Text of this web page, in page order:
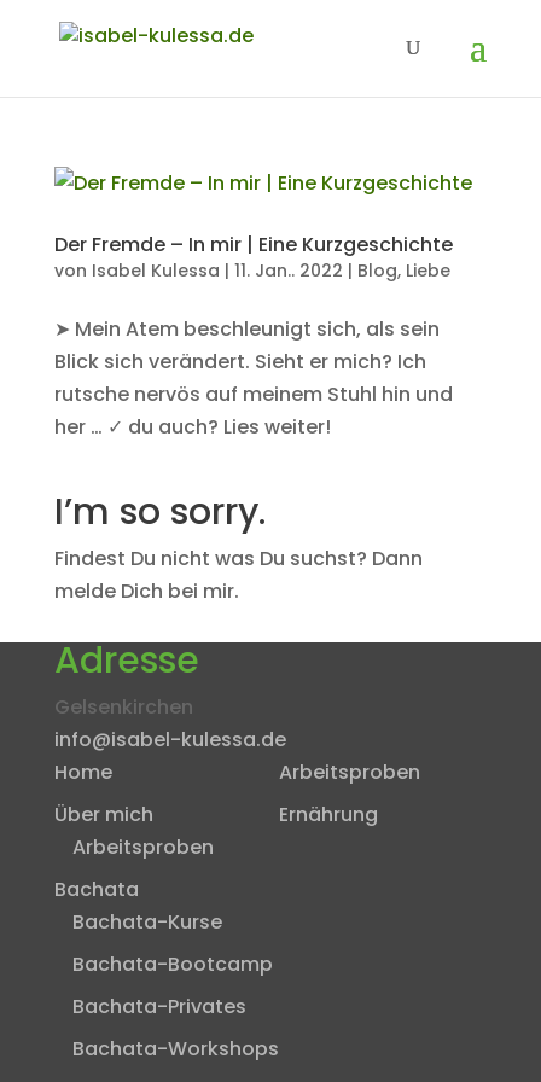
Der Fremde – In mir | Eine Kurzgeschichte
von Isabel Kulessa | 11. Jan.. 2022 | Blog, Liebe
➤ Mein Atem beschleunigt sich, als sein
Blick sich verändert. Sieht er mich? Ich
rutsche nervös auf meinem Stuhl hin und
her … ✓ du auch? Lies weiter!
I’m so sorry.
Findest Du nicht was Du suchst? Dann
melde Dich bei mir.
Adresse
Gelsenkirchen
info@isabel-kulessa.de
Home
Über mich
Arbeitsproben
Bachata
Bachata-Kurse
Bachata-Bootcamp
Bachata-Privates
Bachata-Workshops
Arbeitsproben
Ernährung